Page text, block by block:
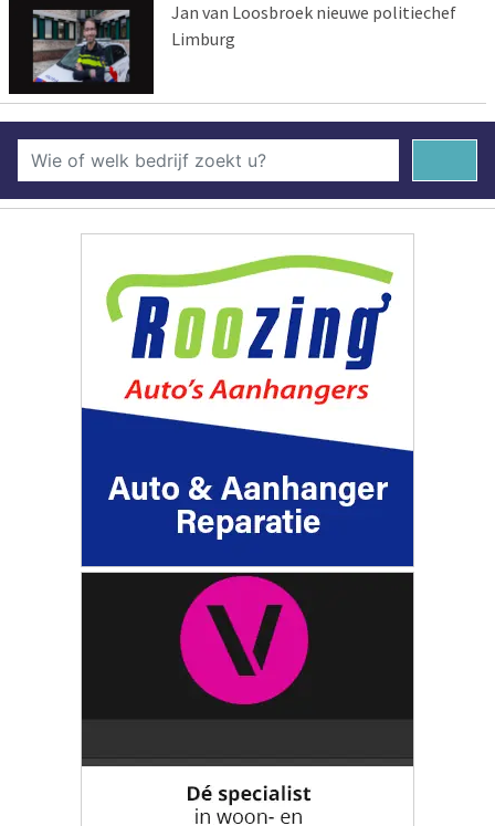
Jan van Loosbroek nieuwe politiechef
Limburg